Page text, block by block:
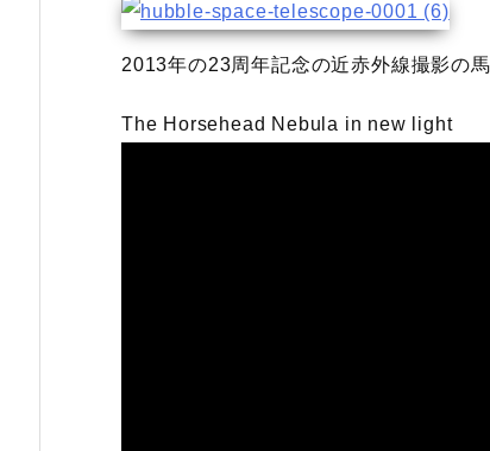
2013年の23周年記念の近赤外線撮影の
The Horsehead Nebula in new light